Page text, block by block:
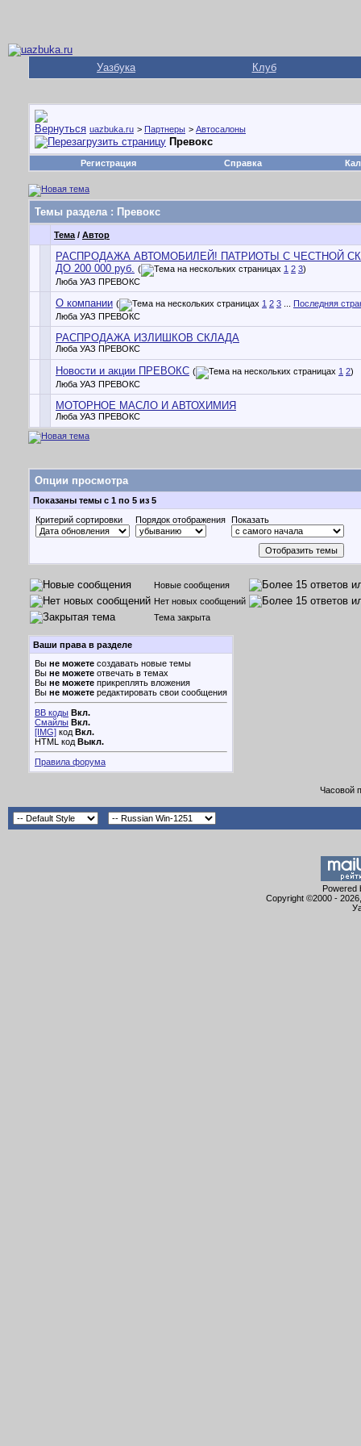
Уазбука Клуб
uazbuka.ru > Партнеры > Автосалоны
Превокс
Регистрация Справка
Темы раздела: Превокс
Тема / Автор
РАСПРОДАЖА АВТОМОБИЛЕЙ! ПАТРИОТЫ С ЧЕСТНОЙ
ДО 200 000 руб. ( 1 2 3)
Люба УАЗ ПРЕВОКС
О компании ( 1 2 3
Последняя
Люба УАЗ ПРЕВОКС
РАСПРОДАЖА ИЗЛИШКОВ СКЛАДА
Люба УАЗ ПРЕВОКС
Новости и акции ПРЕВОКС ( 1 2)
Люба УАЗ ПРЕВОКС
МОТОРНОЕ МАСЛО И АВТОХИМИЯ
Люба УАЗ ПРЕВОКС
Опции просмотра
Показаны темы с 1 по 5 из 5
Критерий сортировки
Порядок отображения Показать
Новые сообщения
Нет новых сообщений
Тема закрыта
Ваши права в разделе
Вы не можете создавать новые темы
Вы не можете отвечать в темах
Вы не можете прикреплять вложения
Вы не можете редактировать свои сообщения
BB коды Вкл.
Смайлы Вкл.
[IMG] код Вкл.
HTML код Выкл.
Правила форума
Часовой
Powered
Copyright ©2000 -